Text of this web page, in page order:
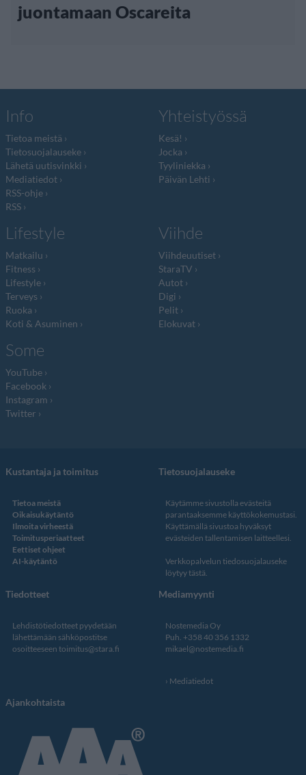
juontamaan Oscareita
Info
Tietoa meistä
Tietosuojalauseke
Lähetä uutisvinkki
Mediatiedot
RSS-ohje
RSS
Yhteistyössä
Kesä!
Jocka
Tyyliniekka
Päivän Lehti
Lifestyle
Matkailu
Fitness
Lifestyle
Terveys
Ruoka
Koti & Asuminen
Viihde
Viihdeuutiset
StaraTV
Autot
Digi
Pelit
Elokuvat
Some
YouTube
Facebook
Instagram
Twitter
Kustantaja ja toimitus
Tietoa meistä
Oikaisukäytäntö
Ilmoita virheestä
Toimitusperiaatteet
Eettiset ohjeet
AI-käytäntö
Tietosuojalauseke
Käytämme sivustolla evästeitä
parantaaksemme käyttökokemustasi.
Käyttämällä sivustoa hyväksyt
evästeiden tallentamisen laitteellesi.
Verkkopalvelun tiedosuojalauseke
löytyy tästä
Tiedotteet
Lehdistötiedotteet pyydetään
lähettämään sähköpostitse
osoitteeseen toimitus@stara.fi
Mediamyynti
Nostemedia Oy
Puh. +358 40 356 1332
mikael@nostemedia.fi
Mediatiedot
Ajankohtaista